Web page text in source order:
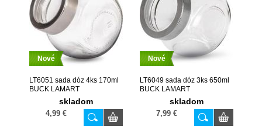
Nové
LT6051 sada dóz 4ks 170ml
BUCK LAMART
skladom
4,99 €
Nové
LT6049 sada dóz 3ks 650ml
BUCK LAMART
skladom
7,99 €